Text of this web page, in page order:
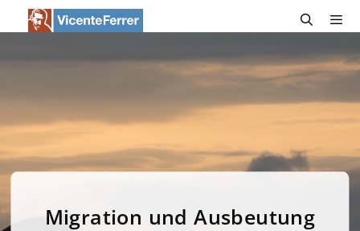
Zum
Inhalt
Menü
Migration und Ausbeutung